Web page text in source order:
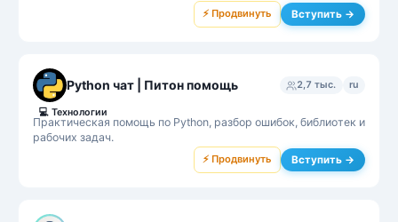
⚡ Продвинуть Вступить →
Python чат | Питон помощь 2,7 тыс. ru
Практическая помощь по Python, разбор ошибок, библиотек и
рабочих задач.
💻 Технологии
⚡ Продвинуть Вступить →